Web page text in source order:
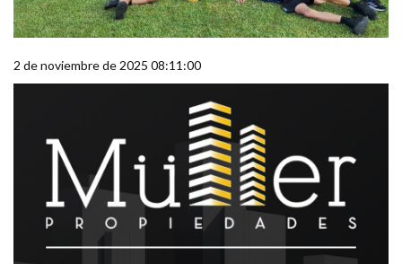
2 de noviembre de 2025 08:11:00